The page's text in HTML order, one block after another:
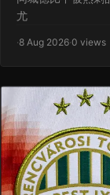
尤
·8 Aug 2026·0 views